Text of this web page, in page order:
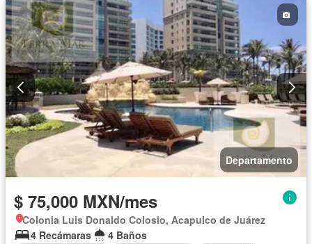
Departamento
$ 75,000 MXN/mes
Colonia Luis Donaldo Colosio, Acapulco de Juárez
4 Recámaras
4 Baños